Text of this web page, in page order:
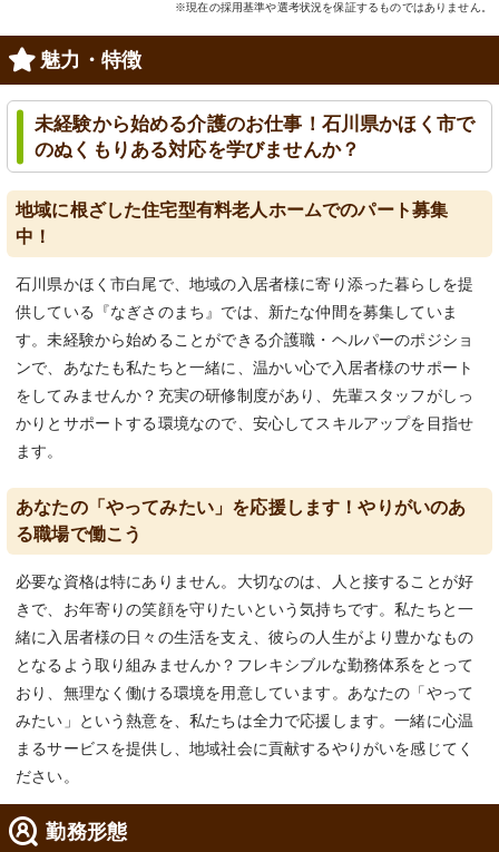
※現在の採用基準や選考状況を保証するものではありません。
魅力・特徴
未経験から始める介護のお仕事！石川県かほく市で
のぬくもりある対応を学びませんか？
地域に根ざした住宅型有料老人ホームでのパート募集
中！
石川県かほく市白尾で、地域の入居者様に寄り添った暮らしを提
供している『なぎさのまち』では、新たな仲間を募集していま
す。未経験から始めることができる介護職・ヘルパーのポジショ
ンで、あなたも私たちと一緒に、温かい心で入居者様のサポート
をしてみませんか？充実の研修制度があり、先輩スタッフがしっ
かりとサポートする環境なので、安心してスキルアップを目指せ
ます。
あなたの「やってみたい」を応援します！やりがいのあ
る職場で働こう
必要な資格は特にありません。大切なのは、人と接することが好
きで、お年寄りの笑顔を守りたいという気持ちです。私たちと一
緒に入居者様の日々の生活を支え、彼らの人生がより豊かなもの
となるよう取り組みませんか？フレキシブルな勤務体系をとって
おり、無理なく働ける環境を用意しています。あなたの「やって
みたい」という熱意を、私たちは全力で応援します。一緒に心温
まるサービスを提供し、地域社会に貢献するやりがいを感じてく
ださい。
勤務形態